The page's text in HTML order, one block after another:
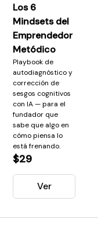
Los 6
Mindsets del
Emprendedor
Metódico
Playbook de
autodiagnóstico y
corrección de
sesgos cognitivos
con IA — para el
fundador que
sabe que algo en
cómo piensa lo
está frenando.
$29
Ver